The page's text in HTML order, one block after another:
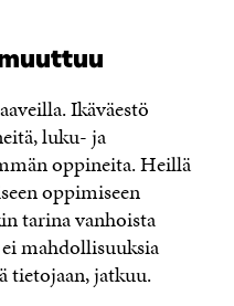
Ikäväestö
luku- ja
oppineita. Heillä
oppimiseen
tarina vanhoista
mahdollisuuksia
tietojaan, jatkuu.